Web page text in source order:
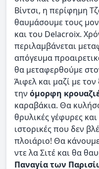
Βίντσι, η περίφημη
θαυμάσουμε τους
και του Delacroix.
περιλαμβάνεται
απόγευμα
θα μεταφερθούμε
Άιφελ και μαζί με
την όμορφη
καραβάκια. Θα
θρυλικές γέφυρες
ιστορικές που δεν
πλοιάριο! Θα
ντε λα Σιτέ και θα
Παναγία των